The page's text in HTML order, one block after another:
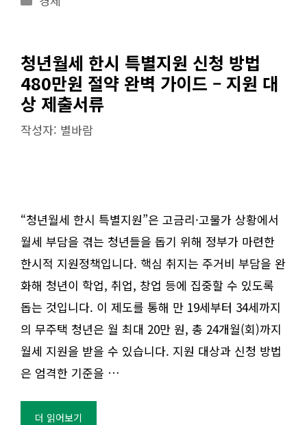
청년월세 한시 특별지원 신청 방법
480만원 절약 완벽 가이드 – 지원 대
상 제출서류
작성자: 별바람
“청년월세 한시 특별지원”은 고금리·고물가 상황에서
월세 부담을 겪는 청년들을 돕기 위해 정부가 마련한
한시적 지원정책입니다. 핵심 취지는 주거비 부담을 완
화해 청년이 학업, 취업, 창업 등에 집중할 수 있도록
돕는 것입니다. 이 제도를 통해 만 19세부터 34세까지
의 무주택 청년은 월 최대 20만 원, 총 24개월(회)까지
월세 지원을 받을 수 있습니다. 지원 대상과 신청 방법
은 엄격한 기준을 …
더 읽어보기